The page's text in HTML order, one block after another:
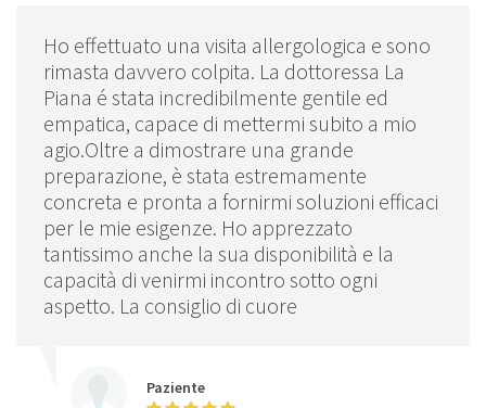
Ho effettuato una visita allergologica e sono
rimasta davvero colpita. La dottoressa La
Piana é stata incredibilmente gentile ed
empatica, capace di mettermi subito a mio
agio.Oltre a dimostrare una grande
preparazione, è stata estremamente
concreta e pronta a fornirmi soluzioni efficaci
per le mie esigenze. Ho apprezzato
tantissimo anche la sua disponibilità e la
capacità di venirmi incontro sotto ogni
aspetto. La consiglio di cuore
Paziente